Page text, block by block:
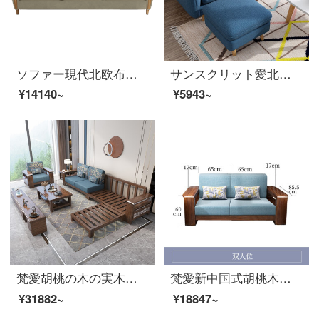
ソファー現代北欧布芸ソファーの木枠のソファーのリビングルームには、リビング家具を三人で配置しています。
¥14140~
サンスクリット愛北欧布芸ソファーのミニチュアタイプは簡単で現代的で、リビングダブルセットの小さいソファーネットの赤い組み合わせの家具のペア位を分解して洗うことができます。
¥5943~
梵愛胡桃の木の実木のソファー現代中国式客間の実木の布芸の組み合わせソファーのゴムシートの包み-4人の位+足を踏みます+6801茶何胡桃の木のソファー
¥31882~
梵愛新中国式胡桃木の実木ソファセットの大きさと部屋型の収納ソファのリビングルームの家具のペアの位
¥18847~